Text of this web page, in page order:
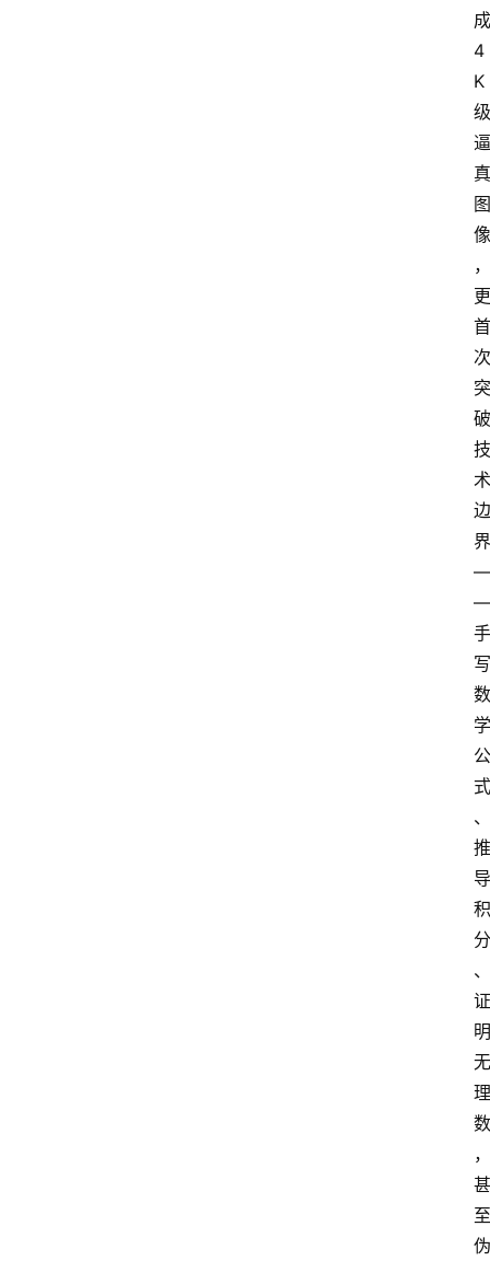
成
4
K
级
逼
真
图
像
，
更
首
次
突
破
技
术
边
界
—
—
手
写
数
学
公
式
、
推
导
积
分
、
证
明
无
理
数
，
甚
至
伪